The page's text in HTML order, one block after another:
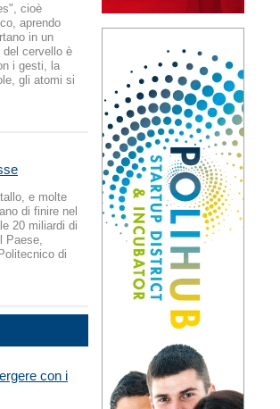
cioè
aprendo
in un
del cervello è
i gesti, la
gli atomi si
e molte
di finire nel
20 miliardi di
Paese,
di
con i